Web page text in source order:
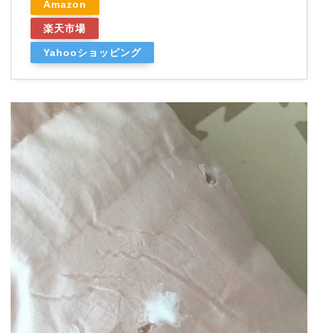
Amazon
楽天市場
Yahooショッピング